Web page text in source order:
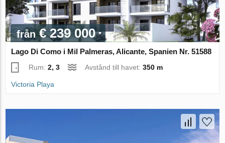
från€ 239 000
Lago Di Como i Mil Palmeras, Alicante, Spanien Nr. 51588
Rum:2, 3 Avstånd till havet:350 m
Victoria Playa